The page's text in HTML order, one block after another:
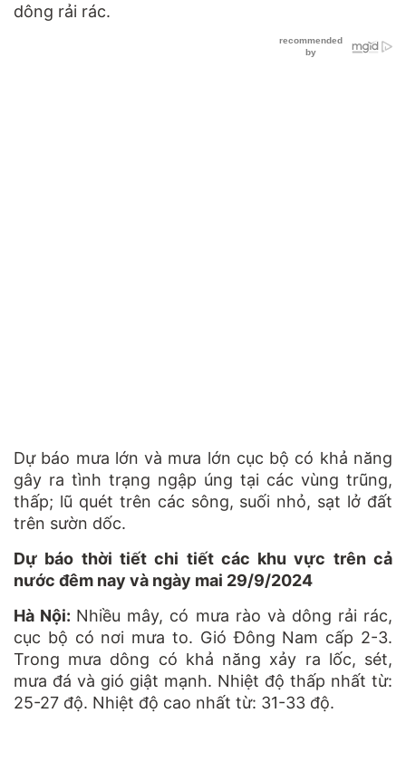
dông rải rác.
Dự báo mưa lớn và mưa lớn cục bộ có khả năng
gây ra tình trạng ngập úng tại các vùng trũng,
thấp; lũ quét trên các sông, suối nhỏ, sạt lở đất
trên sườn dốc.
Dự báo thời tiết chi tiết các khu vực trên cả
nước đêm nay và ngày mai 29/9/2024
Hà Nội: Nhiều mây, có mưa rào và dông rải rác,
cục bộ có nơi mưa to. Gió Đông Nam cấp 2-3.
Trong mưa dông có khả năng xảy ra lốc, sét,
mưa đá và gió giật mạnh. Nhiệt độ thấp nhất từ:
25-27 độ. Nhiệt độ cao nhất từ: 31-33 độ.